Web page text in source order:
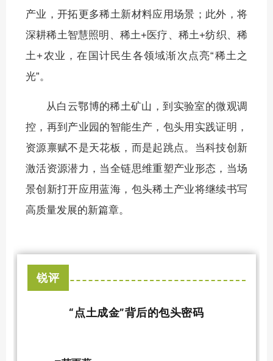
产业，开拓更多稀土新材料应用场景；此外，将
深耕稀土智慧照明、稀土+医疗、稀土+纺织、稀
土+农业，在国计民生各领域渐次点亮“稀土之
光”。
从白云鄂博的稀土矿山，到实验室的微观调
控，再到产业园的智能生产，包头用实践证明，
资源禀赋不是天花板，而是起跳点。当科技创新
激活资源潜力，当全链思维重塑产业形态，当场
景创新打开应用蓝海，包头稀土产业将继续书写
高质量发展的新篇章。
锐评
“点土成金”背后的包头密码